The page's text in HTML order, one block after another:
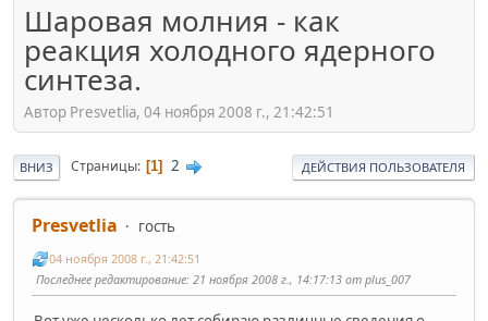
Шаровая молния - как
реакция холодного ядерного
синтеза.
Автор Presvetlia, 04 ноября 2008 г., 21:42:51
ВНИЗ Страницы 1 2 ДЕЙСТВИЯ ПОЛЬЗОВАТЕЛЯ
Presvetlia гость
04 ноября 2008 г., 21:42:51
Последнее редактирование: 21 ноября 2008 г., 14:17:13 от plus_007